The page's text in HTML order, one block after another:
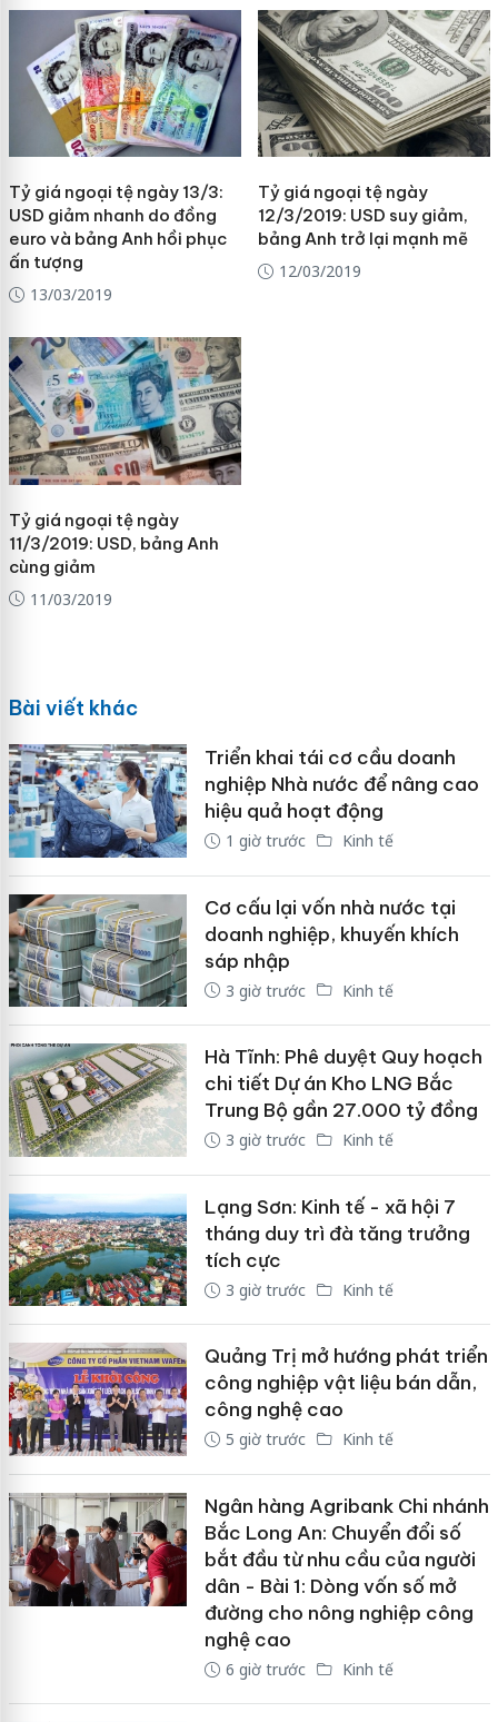
Tỷ giá ngoại tệ ngày 13/3:
USD giảm nhanh do đồng
euro và bảng Anh hồi phục
ấn tượng
13/03/2019
Tỷ giá ngoại tệ ngày
12/3/2019: USD suy giảm,
bảng Anh trở lại mạnh mẽ
12/03/2019
Tỷ giá ngoại tệ ngày
11/3/2019: USD, bảng Anh
cùng giảm
11/03/2019
Bài viết khác
Triển khai tái cơ cầu doanh
nghiệp Nhà nước để nâng cao
hiệu quả hoạt động
1 giờ trước Kinh tế
Cơ cấu lại vốn nhà nước tại
doanh nghiệp, khuyến khích
sáp nhập
3 giờ trước Kinh tế
Hà Tĩnh: Phê duyệt Quy hoạch
chi tiết Dự án Kho LNG Bắc
Trung Bộ gần 27.000 tỷ đồng
3 giờ trước Kinh tế
Lạng Sơn: Kinh tế - xã hội 7
tháng duy trì đà tăng trưởng
tích cực
3 giờ trước Kinh tế
Quảng Trị mở hướng phát triển
công nghiệp vật liệu bán dẫn,
công nghệ cao
5 giờ trước Kinh tế
Ngân hàng Agribank Chi nhánh
Bắc Long An: Chuyển đổi số
bắt đầu từ nhu cầu của người
dân - Bài 1: Dòng vốn số mở
đường cho nông nghiệp công
nghệ cao
6 giờ trước Kinh tế